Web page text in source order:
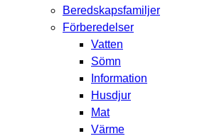
Beredskapsfamiljer
Förberedelser
Vatten
Sömn
Information
Husdjur
Mat
Värme